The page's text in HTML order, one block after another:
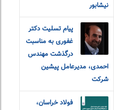
نیشابور
پیام تسلیت دکتر
غفوری به مناسبت
درگذشت مهندس
احمدی، مدیرعامل پیشین
شرکت
فولاد خراسان،